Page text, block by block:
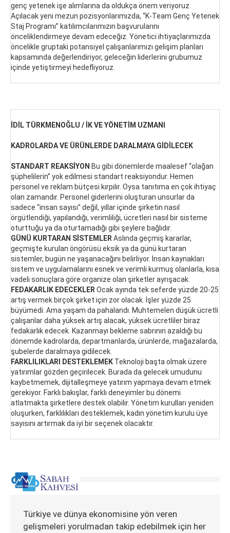
genç yetenek işe alımlarına da oldukça önem veriyoruz.
Açılacak yeni mezun pozisyonlarımızda, “K-Team Genç Yetenek
Staj Programı” katılımcılarımızın başvurularını
önceliklendirmeye devam edeceğiz. Yönetici ihtiyaçlarımızda
öncelikle gruptaki potansiyel çalışanlarımızı gelişim planları
kapsamında değerlendiriyor, geleceğin liderlerini grubumuz
içinde yetiştirmeyi hedefliyoruz.
İDİL TÜRKMENOĞLU / İK VE YÖNETİM UZMANI
KADROLARDA VE ÜRÜNLERDE DARALMAYA GİDİLECEK
STANDART REAKSİYON Bu gibi dönemlerde maalesef “olağan
şüphelilerin” yok edilmesi standart reaksiyondur. Hemen
personel ve reklam bütçesi kırpılır. Oysa tanıtıma en çok ihtiyaç
olan zamandır. Personel giderlerini oluşturan unsurlar da
sadece “insan sayısı” değil, yıllar içinde şirketin nasıl
örgütlendiği, yapılandığı, verimliliği, ücretleri nasıl bir sisteme
oturttuğu ya da oturtamadığı gibi şeylere bağlıdır.
GÜNÜ KURTARAN SİSTEMLER Aslında geçmiş kararlar,
geçmişte kurulan öngörüsü eksik ya da günü kurtaran
sistemler, bugün ne yaşanacağını belirliyor. İnsan kaynakları
sistem ve uygulamalarını esnek ve verimli kurmuş olanlarla, kısa
vadeli sonuçlara göre organize olan şirketler ayrışacak.
FEDAKARLIK EDECEKLER Ocak ayında tek seferde yüzde 20-25
artış vermek birçok şirket için zor olacak. İşler yüzde 25
büyümedi. Ama yaşam da pahalandı. Muhtemelen düşük ücretli
çalışanlar daha yüksek artış alacak, yüksek ücretliler biraz
fedakarlık edecek. Kazanmayı bekleme sabrının azaldığı bu
dönemde kadrolarda, departmanlarda, ürünlerde, mağazalarda,
şubelerde daralmaya gidilecek.
FARKLILIKLARI DESTEKLEMEK Teknoloji başta olmak üzere
yatırımlar gözden geçirilecek. Burada da gelecek umudunu
kaybetmemek, dijitalleşmeye yatırım yapmaya devam etmek
gerekiyor. Farklı bakışlar, farklı deneyimler bu dönemi
atlatmakta şirketlere destek olabilir. Yönetim kurulları yeniden
oluşurken, farklılıkları desteklemek, kadın yönetim kurulu üye
sayısını artırmak da iyi bir seçenek olacaktır.
Türkiye ve dünya ekonomisine yön veren
gelişmeleri yorulmadan takip edebilmek için her